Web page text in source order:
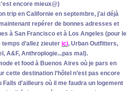
encore mieux@)
trip en Californie en septembre, j'ai déjà
repérer de bonnes adresses et
à San Francisco et à Los Angeles (pour le
d’allez zieuter ici, Urban Outfitters,
A&F, Anthroplogie...pas mal).
et food à Buenos Aires où je pars en
cette destination l’hôtel n’est pas encore
d'ailleurs où il me faudra un logement